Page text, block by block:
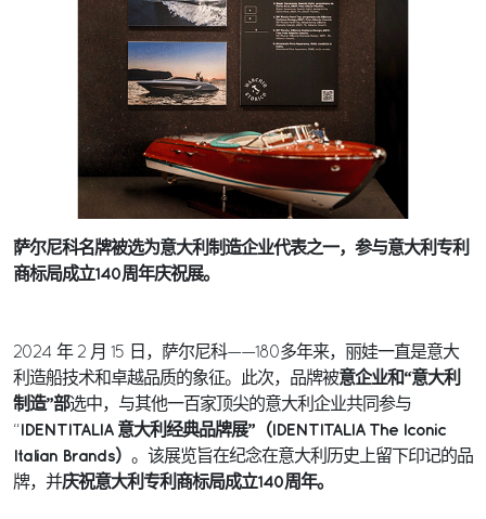
萨尔尼科名牌被选为意大利制造企业代表之一，参与意大利专利
商标局成立140周年庆祝展。
2024 年 2 月 15 日，萨尔尼科——180多年来，丽娃一直是意大
利造船技术和卓越品质的象征。此次，品牌被意企业和“意大利
制造”部选中，与其他一百家顶尖的意大利企业共同参与
“ IDENTITALIA 意大利经典品牌展”（IDENTITALIA The Iconic
Italian Brands） 。该展览旨在纪念在意大利历史上留下印记的品
牌，并庆祝意大利专利商标局成立140周年。